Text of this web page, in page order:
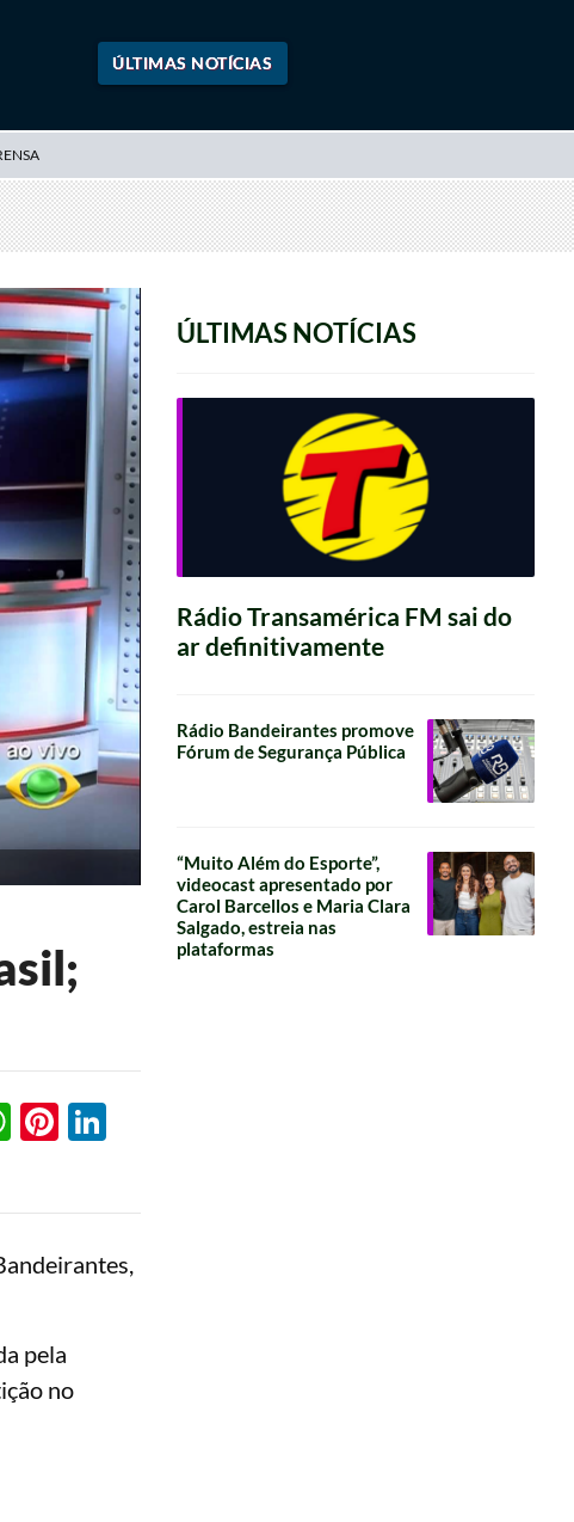
ÚLTIMAS NOTÍCIAS
WhatsApp
Pinterest
LinkedIn
pela
no
ÚLTIMAS NOTÍCIAS
Rádio Transamérica FM sai do
ar definitivamente
Rádio Bandeirantes promove
Fórum de Segurança Pública
“Muito Além do Esporte”,
videocast apresentado por
Carol Barcellos e Maria Clara
Salgado, estreia nas
plataformas